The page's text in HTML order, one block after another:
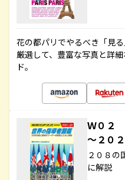
花の都パリでやるべき「見
厳選して、豊富な写真と詳
ド。
Ｗ０２
～２０
２０８の
に解説